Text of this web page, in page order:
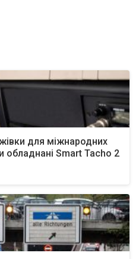
для міжнародних
обладнані Smart Tacho 2